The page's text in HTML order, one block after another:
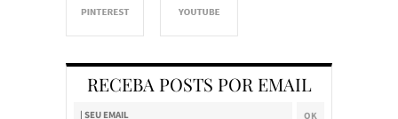
RECEBA POSTS POR EMAIL